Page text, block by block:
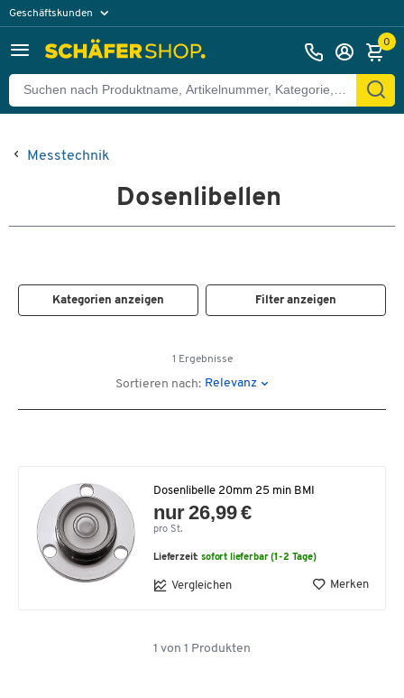
Geschäftskunden
0
Messtechnik
Dosenlibellen
Kategorien anzeigen Filter anzeigen
1 Ergebnisse
Sortieren nach: Relevanz
Dosenlibelle 20mm 25 min BMI
nur 26,99 €
pro St.
Lieferzeit:sofort lieferbar (1-2 Tage)
Vergleichen Merken
1 von 1 Produkten